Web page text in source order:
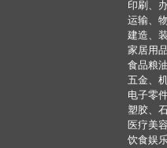
印刷、
运输、
建造、
家居用
食品粮
五金、
电子零
塑胶、
医疗美
饮食娱